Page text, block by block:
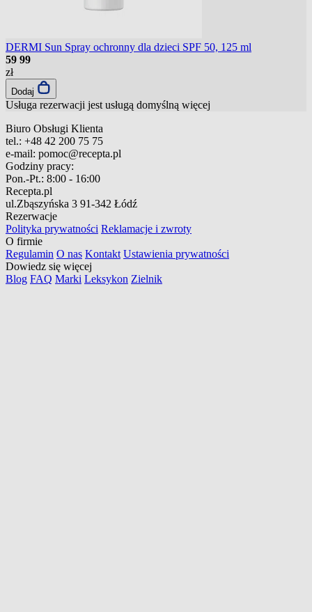
DERMI Sun Spray ochronny dla dzieci SPF 50, 125 ml
59 99
zł
Dodaj
Usługa rezerwacji jest usługą domyślną więcej
Biuro Obsługi Klienta
tel.: +48 42 200 75 75
e-mail: pomoc@recepta.pl
Godziny pracy:
Pon.-Pt.: 8:00 - 16:00
Recepta.pl
ul.Zbąszyńska 3 91-342 Łódź
Rezerwacje
Polityka prywatności Reklamacje i zwroty
O firmie
Regulamin O nas Kontakt Ustawienia prywatności
Dowiedz się więcej
Blog FAQ Marki Leksykon Zielnik